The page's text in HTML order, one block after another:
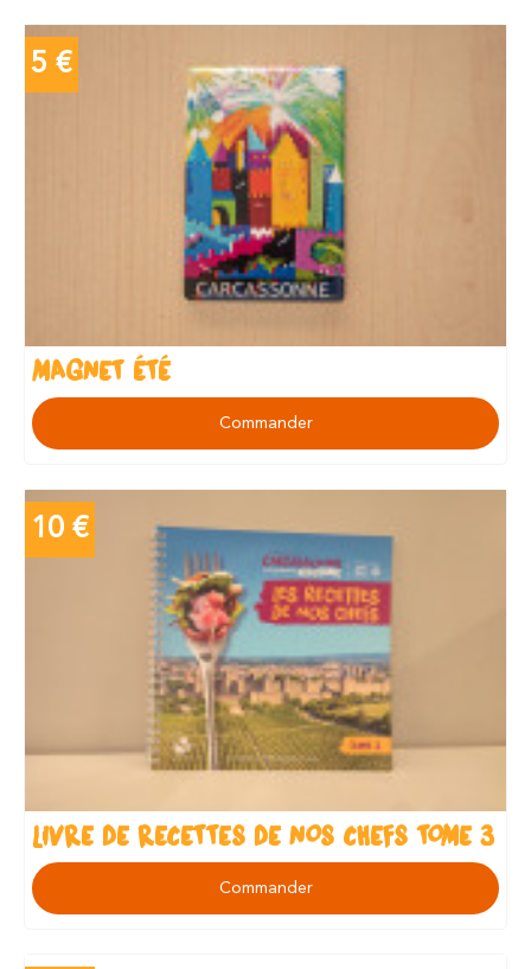
MAGNET ÉTÉ
Commander
5 €
LIVRE DE RECETTES DE NOS CHEFS TOME 3
Commander
10 €